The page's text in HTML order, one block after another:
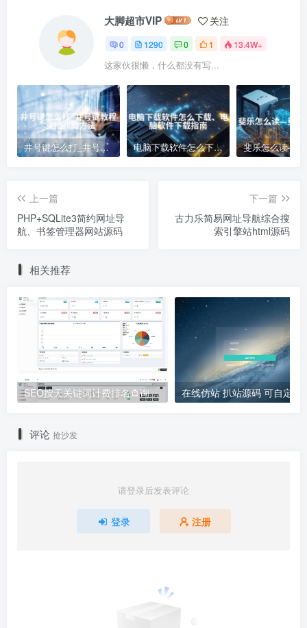
大脚超市VIP 关注
0 1290 0 1 13.4W+
这家伙很懒，什么都没有写...
井号键怎么打_井号键教程：打出#的方法 电脑下载软件怎么下载、电脑软件下载指南
上一篇
PHP+SQLite3简约网址导
航、书签管理器网站源码
下一篇
古力乐简易网址导航综合搜
索引擎站html源码
相关推荐
SEO按天关键词计费排名查询系统源码
评论 抢沙发
请登录后发表评论
登录 注册